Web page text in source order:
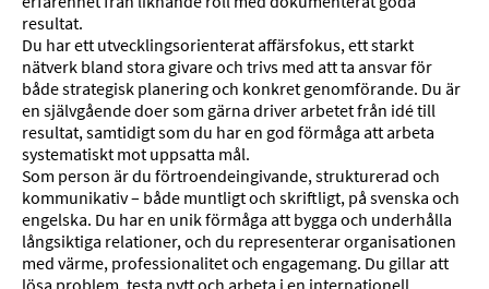
resultat.
Du har ett utvecklingsorienterat affärsfokus, ett starkt
nätverk bland stora givare och trivs med att ta ansvar för
både strategisk planering och konkret genomförande. Du är
en självgående doer som gärna driver arbetet från idé till
resultat, samtidigt som du har en god förmåga att arbeta
systematiskt mot uppsatta mål.
Som person är du förtroendeingivande, strukturerad och
kommunikativ – både muntligt och skriftligt, på svenska och
engelska. Du har en unik förmåga att bygga och underhålla
långsiktiga relationer, och du representerar organisationen
med värme, professionalitet och engagemang. Du gillar att